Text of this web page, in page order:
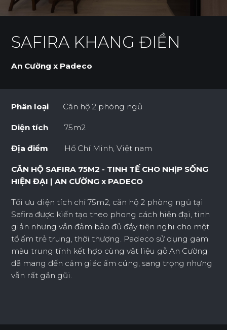
SAFIRA KHANG ĐIỀN
An Cường x Padeco
Phân loại Căn hộ 2 phòng ngủ
Diện tích 75m2
Địa điểm Hố Chí Minh, Việt nam
CĂN HỘ SAFIRA 75M2 - TINH TẾ CHO NHỊP SỐNG
HIỆN ĐẠI | AN CƯỜNG x PADECO
Tối ưu diện tích chỉ 75m2, căn hộ 2 phòng ngủ tại
Safira được kiến tạo theo phong cách hiện đại, tinh
giản nhưng vẫn đảm bảo đủ đầy tiện nghi cho một
tổ ấm trẻ trung, thời thượng. Padeco sử dụng gam
màu trung tính kết hợp cùng vật liệu gỗ An Cường
đã mang đến cảm giác ấm cúng, sang trọng nhưng
vẫn rất gần gũi.